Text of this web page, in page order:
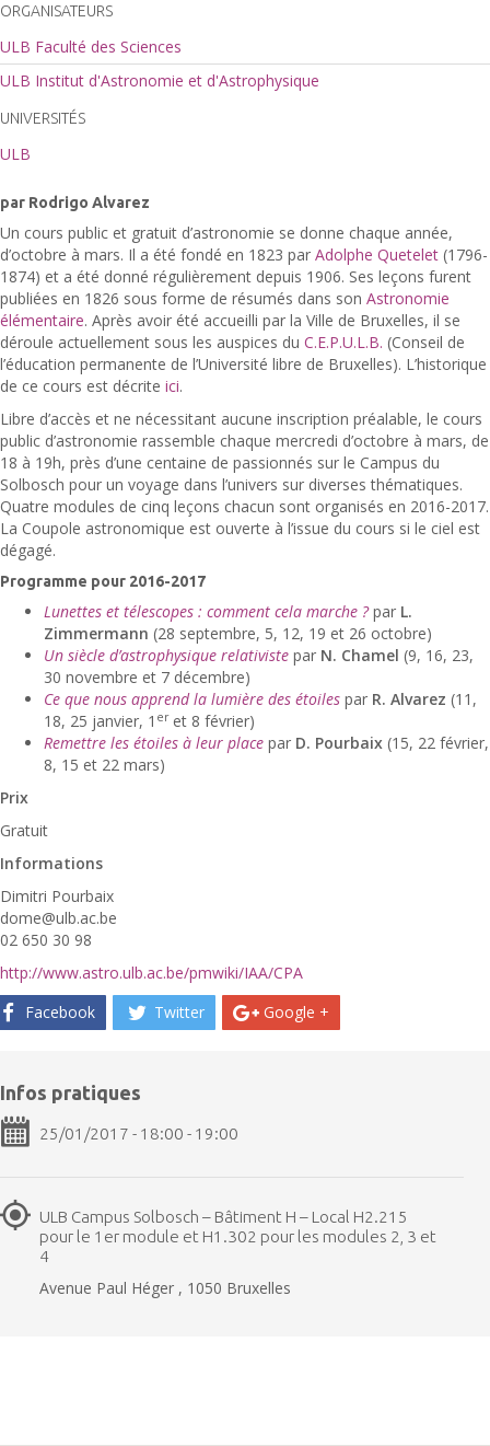
ORGANISATEURS
ULB Faculté des Sciences
ULB Institut d'Astronomie et d'Astrophysique
UNIVERSITÉS
ULB
par Rodrigo Alvarez
Un cours public et gratuit d’astronomie se donne chaque année,
d’octobre à mars. Il a été fondé en 1823 par Adolphe Quetelet (1796-
1874) et a été donné régulièrement depuis 1906. Ses leçons furent
publiées en 1826 sous forme de résumés dans son Astronomie
élémentaire. Après avoir été accueilli par la Ville de Bruxelles, il se
déroule actuellement sous les auspices du C.E.P.U.L.B. (Conseil de
l’éducation permanente de l’Université libre de Bruxelles). L’historique
de ce cours est décrite ici.
Libre d’accès et ne nécessitant aucune inscription préalable, le cours
public d’astronomie rassemble chaque mercredi d’octobre à mars, de
18 à 19h, près d’une centaine de passionnés sur le Campus du
Solbosch pour un voyage dans l’univers sur diverses thématiques.
Quatre modules de cinq leçons chacun sont organisés en 2016-2017.
La Coupole astronomique est ouverte à l’issue du cours si le ciel est
dégagé.
Programme pour 2016-2017
Lunettes et télescopes : comment cela marche ?par L.
Zimmermann (28 septembre, 5, 12, 19 et 26 octobre)
Un siècle d’astrophysique relativiste par N. Chamel (9, 16, 23,
30 novembre et 7 décembre)
Ce que nous apprend la lumière des étoiles par R. Alvarez (11,
18, 25 janvier, 1 eret 8 février)
Remettre les étoiles à leur place par D. Pourbaix (15, 22 février,
8, 15 et 22 mars)
Prix
Gratuit
Informations
Dimitri Pourbaix
dome@ulb.ac.be
02 650 30 98
http://www.astro.ulb.ac.be/pmwiki/IAA/CPA
Facebook
Twitter Google +
Infos pratiques
25/01/2017 - 18:00 - 19:00
ULB Campus Solbosch – Bâtiment H – Local H2.215
pour le 1er module et H1.302 pour les modules 2, 3 et
4
Avenue Paul Héger , 1050 Bruxelles